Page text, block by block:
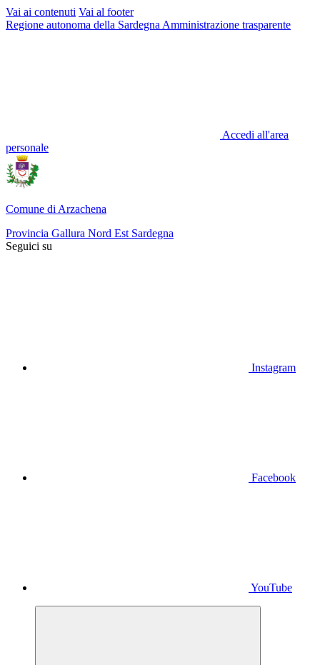
Vai ai contenuti Vai al footer
Regione autonoma della Sardegna Amministrazione trasparente
Accedi all'area
personale
Comune di Arzachena
Provincia Gallura Nord Est Sardegna
Seguici su
Instagram
Facebook
YouTube